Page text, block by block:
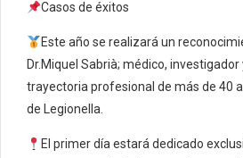
Casos de éxitos
Este año se realizará un
Dr.Miquel Sabrià; médico,
trayectoria profesional de más de 40
de Legionella.
El primer día estará dedicado